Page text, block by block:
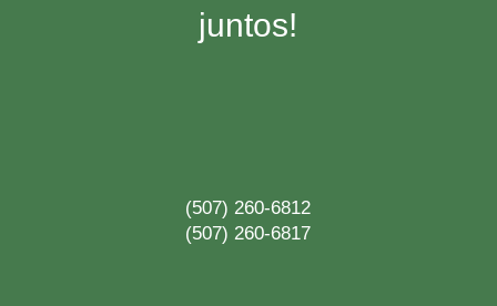
juntos!
(507) 260-6812
(507) 260-6817